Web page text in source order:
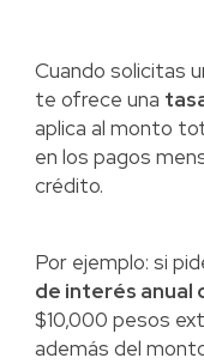
Cuando solicitas
te ofrece una
aplica al monto
en los pagos
crédito.
Por ejemplo: si
de interés anual
$10,000 pesos
además del